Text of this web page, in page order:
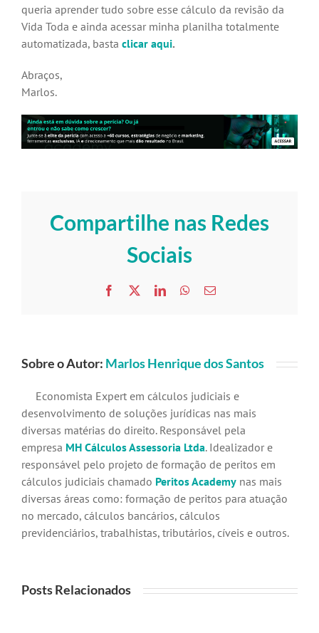
queria aprender tudo sobre esse cálculo da revisão da
Vida Toda e ainda acessar minha planilha totalmente
automatizada, basta clicar aqui.
Abraços,
Marlos.
Compartilhe nas Redes
Sociais
Facebook LinkedInWhatsApp
E-
Sobre o Autor: Marlos Henrique dos Santos
Economista Expert em cálculos judiciais e
desenvolvimento de soluções jurídicas nas mais
diversas matérias do direito. Responsável pela
empresa MH Cálculos Assessoria Ltda. Idealizador e
responsável pelo projeto de formação de peritos em
cálculos judiciais chamado Peritos Academy nas mais
diversas áreas como: formação de peritos para atuação
no mercado, cálculos bancários, cálculos
previdenciários, trabalhistas, tributários, cíveis e outros.
Posts Relacionados